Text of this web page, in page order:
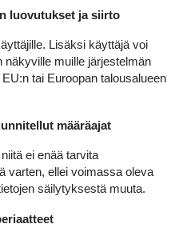
luovutukset ja siirto
Lisäksi käyttäjä voi
näkyville muille järjestelmän
tai Euroopan talousalueen
määräajat
ei enää tarvita
varten, ellei voimassa oleva
säilytyksestä muuta.